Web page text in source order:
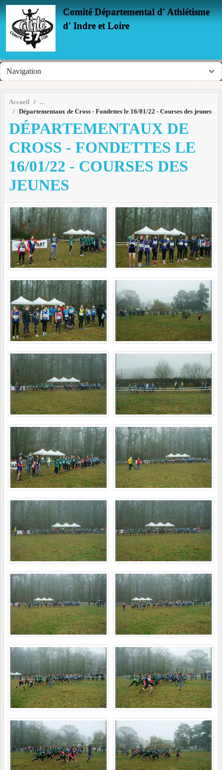
Comité Départemental d' Athlétisme
d' Indre et Loire
Accueil
Départementaux de Cross - Fondettes le 16/01/22 - Courses des jeunes
DÉPARTEMENTAUX DE
CROSS - FONDETTES LE
16/01/22 - COURSES DES
JEUNES
Panneau de gestion des cookies